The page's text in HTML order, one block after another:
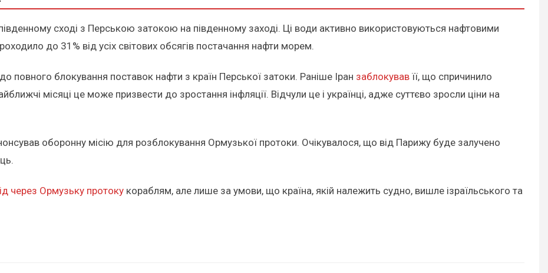
сході з Перською затокою на південному заході. Ці води активно використовуються нафтовими
до 31% від усіх світових обсягів постачання нафти морем.
повного блокування поставок нафти з країн Перської затоки. Раніше Іран заблокував її, що спричинило
місяці це може призвести до зростання інфляції. Відчули це і українці, адже суттєво зросли ціни на
оборонну місію для розблокування Ормузької протоки. Очікувалося, що від Парижу буде залучено
через Ормузьку протоку кораблям, але лише за умови, що країна, якій належить судно, вишле ізраїльського та